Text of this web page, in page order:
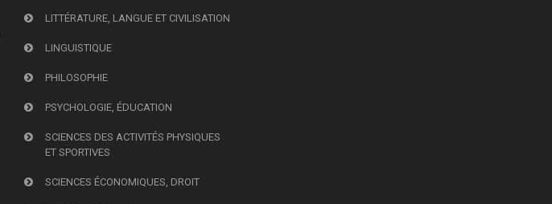
LITTÉRATURE, LANGUE ET CIVILISATION
LINGUISTIQUE
PHILOSOPHIE
PSYCHOLOGIE, ÉDUCATION
SCIENCES DES ACTIVITÉS PHYSIQUES
ET SPORTIVES
SCIENCES ÉCONOMIQUES, DROIT